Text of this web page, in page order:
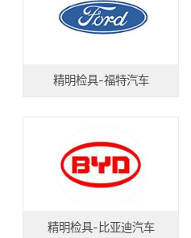
精明检具-福特汽车
精明检具-比亚迪汽车